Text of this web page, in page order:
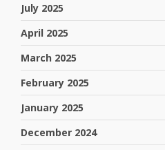
July 2025
April 2025
March 2025
February 2025
January 2025
December 2024